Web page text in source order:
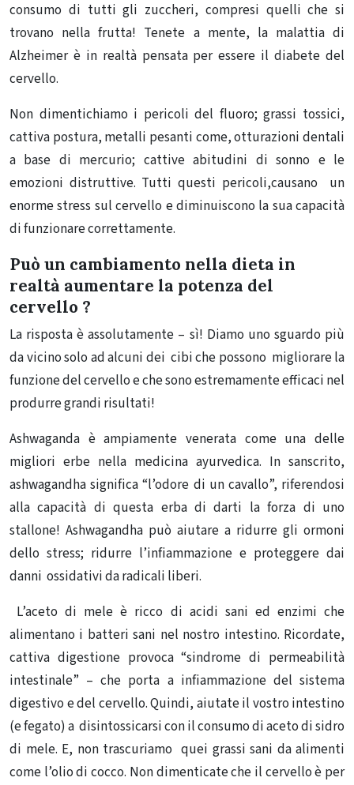
consumo di tutti gli zuccheri, compresi quelli che si
trovano nella frutta! Tenete a mente, la malattia di
Alzheimer è in realtà pensata per essere il diabete del
cervello.
Non dimentichiamo i pericoli del fluoro; grassi tossici,
cattiva postura, metalli pesanti come, otturazioni dentali
a base di mercurio; cattive abitudini di sonno e le
emozioni distruttive. Tutti questi pericoli,causano un
enorme stress sul cervello e diminuiscono la sua capacità
di funzionare correttamente.
Può un cambiamento nella dieta in
realtà aumentare la potenza del
cervello ?
La risposta è assolutamente – sì! Diamo uno sguardo più
da vicino solo ad alcuni dei cibi che possono migliorare la
funzione del cervello e che sono estremamente efficaci nel
produrre grandi risultati!
Ashwaganda è ampiamente venerata come una delle
migliori erbe nella medicina ayurvedica. In sanscrito,
ashwagandha significa “l’odore di un cavallo”, riferendosi
alla capacità di questa erba di darti la forza di uno
stallone! Ashwagandha può aiutare a ridurre gli ormoni
dello stress; ridurre l’infiammazione e proteggere dai
danni ossidativi da radicali liberi.
L’aceto di mele è ricco di acidi sani ed enzimi che
alimentano i batteri sani nel nostro intestino. Ricordate,
cattiva digestione provoca “sindrome di permeabilità
intestinale” – che porta a infiammazione del sistema
digestivo e del cervello.Quindi, aiutate il vostro intestino
(e fegato) a disintossicarsi con il consumo di aceto di sidro
di mele. E, non trascuriamo quei grassi sani da alimenti
come l’olio di cocco. Non dimenticate che il cervello è per